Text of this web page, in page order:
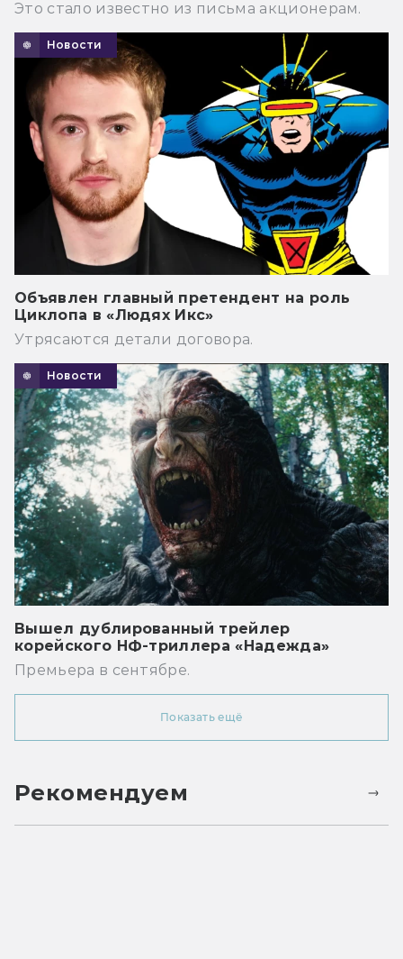
Это стало известно из письма акционерам.
Новости
Объявлен главный претендент на роль
Циклопа в «Людях Икс»
Утрясаются детали договора.
Новости
Вышел дублированный трейлер
корейского НФ-триллера «Надежда»
Премьера в сентябре.
Показать ещё
Рекомендуем